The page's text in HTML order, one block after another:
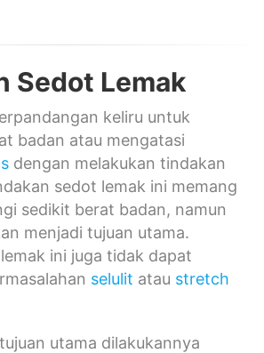
Sedot Lemak
keliru untuk
badan atau mengatasi
dengan melakukan tindakan
sedot lemak ini memang
sedikit berat badan, namun
menjadi tujuan utama.
ini juga tidak dapat
selulit atau stretch
utama dilakukannya